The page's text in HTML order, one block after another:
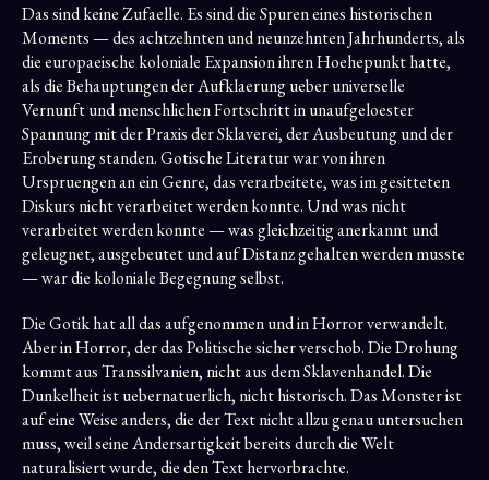
Das sind keine Zufaelle. Es sind die Spuren eines historischen
Moments — des achtzehnten und neunzehnten Jahrhunderts, als
die europaeische koloniale Expansion ihren Hoehepunkt hatte,
als die Behauptungen der Aufklaerung ueber universelle
Vernunft und menschlichen Fortschritt in unaufgeloester
Spannung mit der Praxis der Sklaverei, der Ausbeutung und der
Eroberung standen. Gotische Literatur war von ihren
Urspruengen an ein Genre, das verarbeitete, was im gesitteten
Diskurs nicht verarbeitet werden konnte. Und was nicht
verarbeitet werden konnte — was gleichzeitig anerkannt und
geleugnet, ausgebeutet und auf Distanz gehalten werden musste
— war die koloniale Begegnung selbst.
Die Gotik hat all das aufgenommen und in Horror verwandelt.
Aber in Horror, der das Politische sicher verschob. Die Drohung
kommt aus Transsilvanien, nicht aus dem Sklavenhandel. Die
Dunkelheit ist uebernatuerlich, nicht historisch. Das Monster ist
auf eine Weise anders, die der Text nicht allzu genau untersuchen
muss, weil seine Andersartigkeit bereits durch die Welt
naturalisiert wurde, die den Text hervorbrachte.